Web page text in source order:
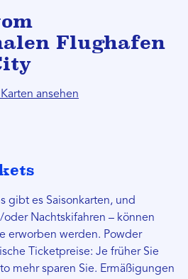
Flughafen
ansehen
gibt es Saisonkarten, und
oder Nachtskifahren – können
erworben werden. Powder
Ticketpreise: Je früher Sie
mehr sparen Sie. Ermäßigungen